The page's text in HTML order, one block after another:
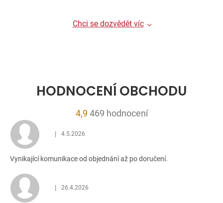
Chci se dozvědět víc
HODNOCENÍ OBCHODU
4,9 Průměrné
4,9
469 hodnocení
Hodnocení obchodu je 5 z 5 hvězdiček.
| 4.5.2026
Vynikající komunikace od objednání až po doručení.
Hodnocení obchodu je 5 z 5 hvězdiček.
| 26.4.2026